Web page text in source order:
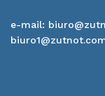
e-mail: